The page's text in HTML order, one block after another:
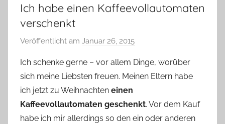
Lifestyle,
Rezensionen,
Produkttests
und
mehr
Ich habe einen Kaffeevollautomaten
verschenkt
Veröffentlicht am Januar 26, 2015
n
Y
o
n
Ich schenke gerne – vor allem Dinge, worüber
sich meine Liebsten freuen. Meinen Eltern habe
ich jetzt zu Weihnachten einen
Kaffeevollautomaten geschenkt. Vor dem Kauf
habe ich mir allerdings so den ein oder anderen